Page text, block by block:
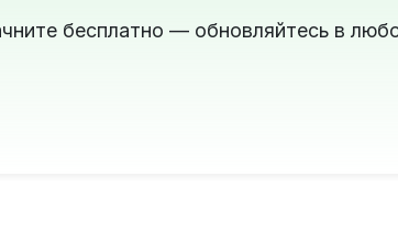
бесплатно — обновляйтесь в